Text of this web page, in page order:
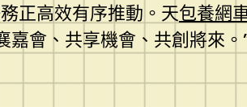
正高效有序推動。天包養網
會、共享機會、共創將來。